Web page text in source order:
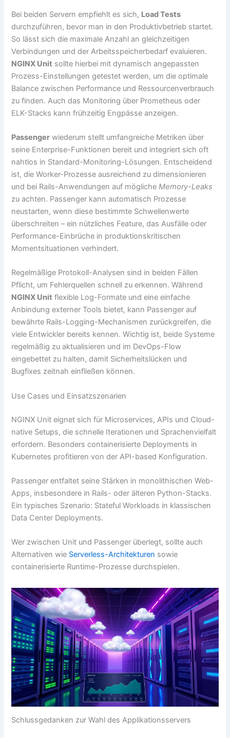
Bei beiden Servern empfiehlt es sich, Load Tests
durchzuführen, bevor man in den Produktivbetrieb startet.
So lässt sich die maximale Anzahl an gleichzeitigen
Verbindungen und der Arbeitsspeicherbedarf evaluieren.
NGINX Unit sollte hierbei mit dynamisch angepassten
Prozess-Einstellungen getestet werden, um die optimale
Balance zwischen Performance und Ressourcenverbrauch
zu finden. Auch das Monitoring über Prometheus oder
ELK-Stacks kann frühzeitig Engpässe anzeigen.
Passenger wiederum stellt umfangreiche Metriken über
seine Enterprise-Funktionen bereit und integriert sich oft
nahtlos in Standard-Monitoring-Lösungen. Entscheidend
ist, die Worker-Prozesse ausreichend zu dimensionieren
und bei Rails-Anwendungen auf möglicheMemory-Leaks
zu achten. Passenger kann automatisch Prozesse
neustarten, wenn diese bestimmte Schwellenwerte
überschreiten – ein nützliches Feature, das Ausfälle oder
Performance-Einbrüche in produktionskritischen
Momentsituationen verhindert.
Regelmäßige Protokoll-Analysen sind in beiden Fällen
Pflicht, um Fehlerquellen schnell zu erkennen. Während
NGINX Unit flexible Log-Formate und eine einfache
Anbindung externer Tools bietet, kann Passenger auf
bewährte Rails-Logging-Mechanismen zurückgreifen, die
viele Entwickler bereits kennen. Wichtig ist, beide Systeme
regelmäßig zu aktualisieren und im DevOps-Flow
eingebettet zu halten, damit Sicherheitslücken und
Bugfixes zeitnah einfließen können.
Use Cases und Einsatzszenarien
NGINX Unit eignet sich für Microservices, APIs und Cloud-
native Setups, die schnelle Iterationen und Sprachenvielfalt
erfordern. Besonders containerisierte Deployments in
Kubernetes profitieren von der API-based Konfiguration.
Passenger entfaltet seine Stärken in monolithischen Web-
Apps, insbesondere in Rails- oder älteren Python-Stacks.
Ein typisches Szenario: Stateful Workloads in klassischen
Data Center Deployments.
Wer zwischen Unit und Passenger überlegt, sollte auch
Alternativen wie Serverless-Architekturen sowie
containerisierte Runtime-Prozesse durchspielen.
Schlussgedanken zur Wahl des Applikationsservers